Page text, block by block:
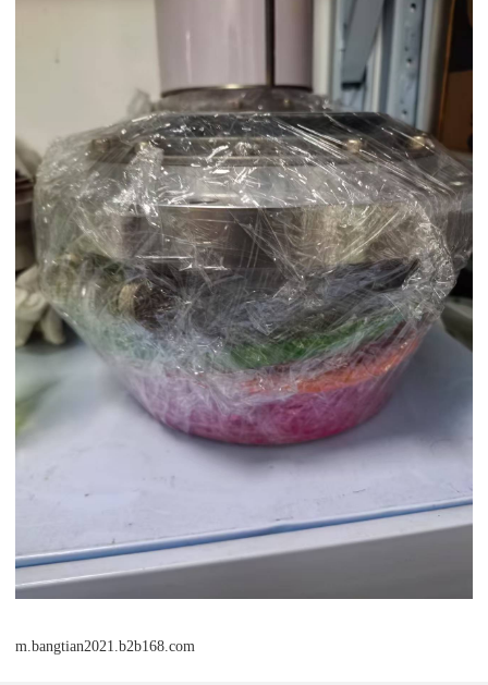
m.bangtian2021.b2b168.com